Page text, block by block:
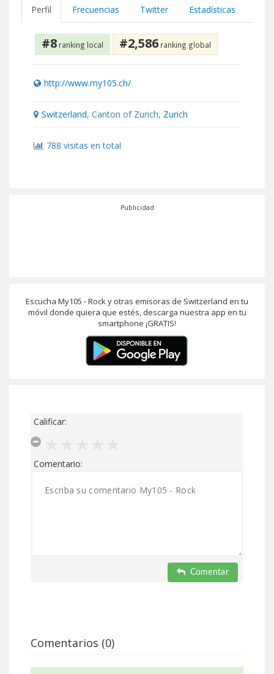
Perfil Frecuencias Twitter Estadísticas
#8 ranking local #2,586 ranking global
http://www.my105.ch/
Switzerland, Canton of Zurich, Zurich
788 visitas en total
Publicidad
Escucha My105 - Rock y otras emisoras de Switzerland en tu
móvil donde quiera que estés, descarga nuestra app en tu
smartphone ¡GRATIS!
Calificar:
Comentario:
Comentar
Comentarios (0)